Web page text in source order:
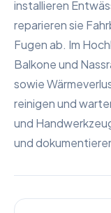
installieren
reparieren sie
Fugen ab. Im
Balkone und
sowie
reinigen und
und
und